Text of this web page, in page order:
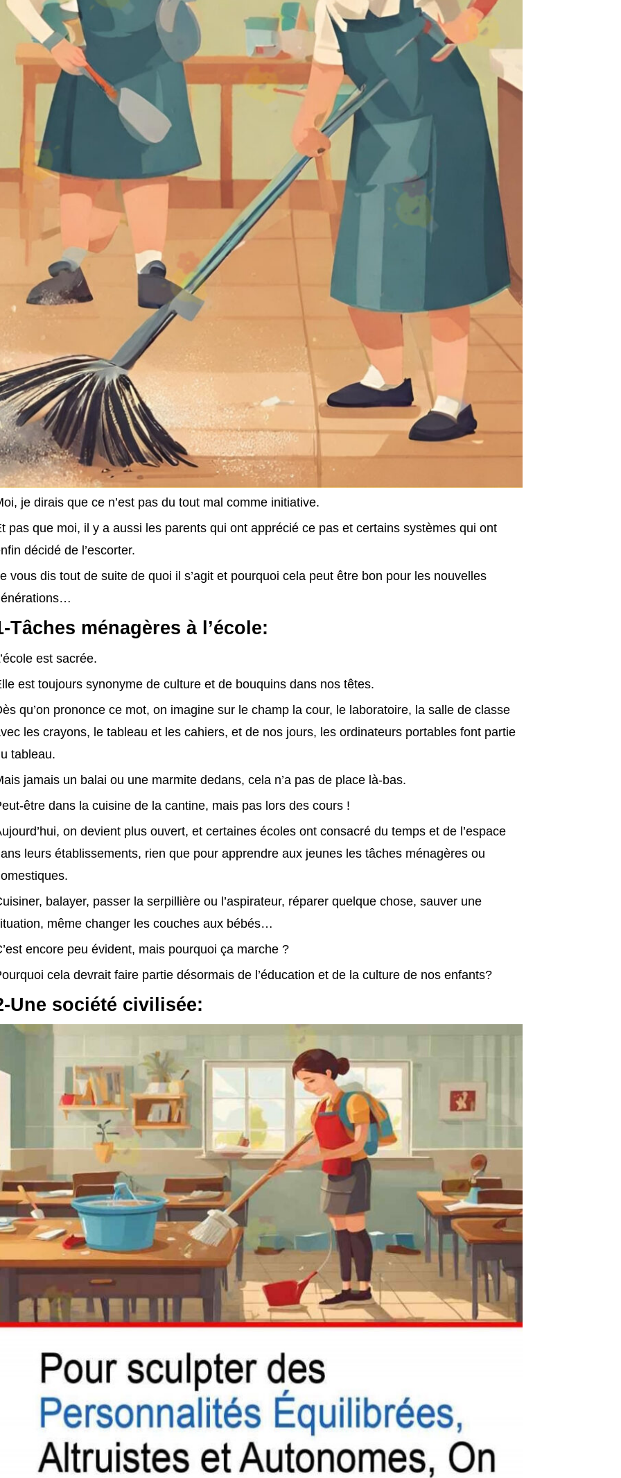
je dirais que ce n’est pas du tout mal comme initiative.
pas que moi, il y a aussi les parents qui ont apprécié ce pas et certains systèmes qui ont
décidé de l’escorter.
vous dis tout de suite de quoi il s’agit et pourquoi cela peut être bon pour les nouvelles
Tâches ménagères à l’école:
est sacrée.
est toujours synonyme de culture et de bouquins dans nos têtes.
qu’on prononce ce mot, on imagine sur le champ la cour, le laboratoire, la salle de classe
les crayons, le tableau et les cahiers, et de nos jours, les ordinateurs portables font partie
tableau.
jamais un balai ou une marmite dedans, cela n’a pas de place là-bas.
être dans la cuisine de la cantine, mais pas lors des cours !
on devient plus ouvert, et certaines écoles ont consacré du temps et de l’espace
leurs établissements, rien que pour apprendre aux jeunes les tâches ménagères ou
balayer, passer la serpillière ou l’aspirateur, réparer quelque chose, sauver une
même changer les couches aux bébés…
encore peu évident, mais pourquoi ça marche ?
cela devrait faire partie désormais de l’éducation et de la culture de nos enfants?
Une société civilisée: